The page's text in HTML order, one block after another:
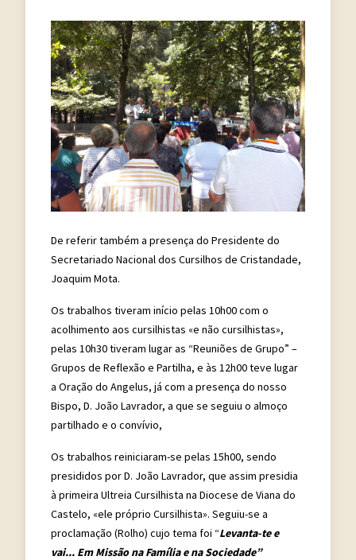
De referir também a presença do Presidente do
Secretariado Nacional dos Cursilhos de Cristandade,
Joaquim Mota.
Os trabalhos tiveram início pelas 10h00 com o
acolhimento aos cursilhistas «e não cursilhistas»,
pelas 10h30 tiveram lugar as “Reuniões de Grupo” –
Grupos de Reflexão e Partilha, e às 12h00 teve lugar
a Oração do Angelus, já com a presença do nosso
Bispo, D. João Lavrador, a que se seguiu o almoço
partilhado e o convívio,
Os trabalhos reiniciaram-se pelas 15h00, sendo
presididos por D. João Lavrador, que assim presidia
à primeira Ultreia Cursilhista na Diocese de Viana do
Castelo, «ele próprio Cursilhista». Seguiu-se a
proclamação (Rolho) cujo tema foi “Levanta-te e
vai... Em Missão na Família e na Sociedade”